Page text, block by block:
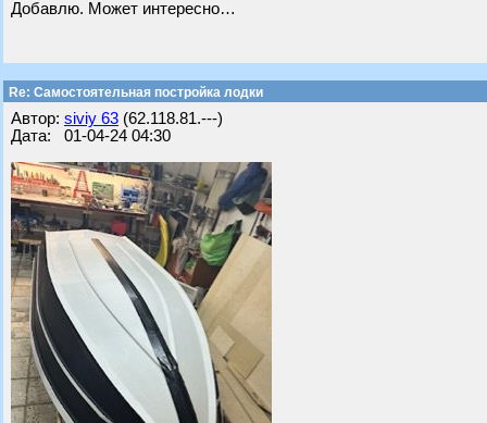
Добавлю. Может интересно…
Re: Самостоятельная постройка лодки
Автор: siviy 63 (62.118.81.---)
Дата: 01-04-24 04:30